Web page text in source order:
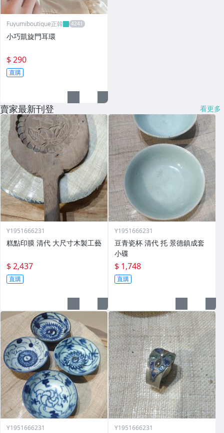
Fuyumiboutique正韓
小巧凱旋門耳環
$ 290
直購
賣家最新刊登 看更多
Y1951666231
糕點印膜 清代 大尺寸木製工藝
$ 2,437
直購
Y1951666231
豆青瓷杯 清代 托 景德鎮成套
小碟
$ 1,748
直購
Y1951666231 Y1951666231